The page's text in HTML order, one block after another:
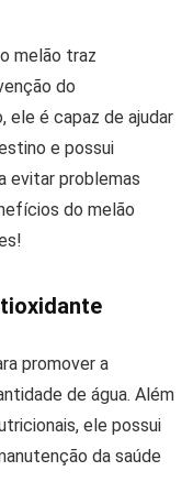
melão traz
do
ele é capaz de ajudar
e possui
evitar problemas
do melão
promover a
de água. Além
ele possui
da saúde